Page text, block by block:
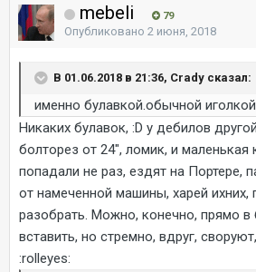
mebeli 79
Опубликовано 2 июня, 2018
В 01.06.2018 в 21:36, Crady сказал:
именно булавкой.обычной иголкой
Никаких булавок, :D у дебилов
болторез от 24", ломик, и маленькая
попадали не раз, ездят на Портере,
от намеченной машины, харей ихних,
разобрать. Можно, конечно, прямо в
вставить, но стремно, вдруг,
:rolleyes: